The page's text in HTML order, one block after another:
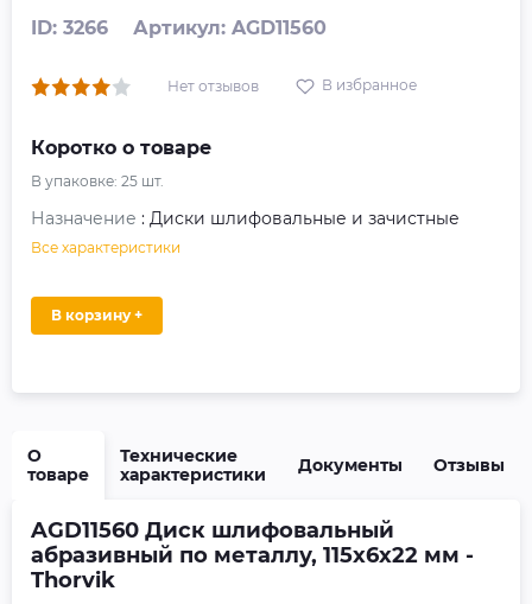
ID: 3266 Артикул: AGD11560
Нет отзывов В избранное
Коротко о товаре
В упаковке: 25 шт.
Назначение : Диски шлифовальные и зачистные
Все характеристики
В корзину +
О
товаре
Технические
характеристики
Документы Отзывы
AGD11560 Диск шлифовальный
абразивный по металлу, 115х6х22 мм -
Thorvik